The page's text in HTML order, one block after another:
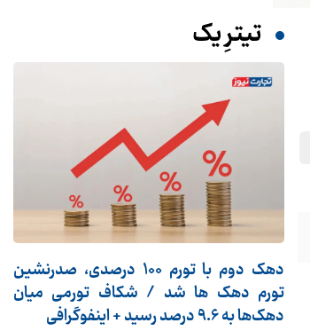
تیترِ یک
دهک دوم با تورم 100 درصدی، صدرنشین
تورم دهک ها شد / شکاف تورمی میان
دهک‌ها به 9.6 درصد رسید + اینفوگرافی